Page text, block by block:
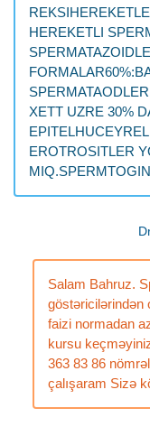
HEREKETLI
XETT UZRE 30%
EROTROSITLER
Salam Bahruz.
göstəricilərindən
faizi normadan
kursu
363 83 86
çalışaram Sizə